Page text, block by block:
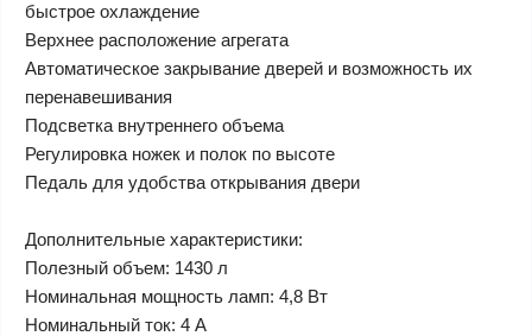
быстрое охлаждение
Верхнее расположение агрегата
Автоматическое закрывание дверей и возможность их
перенавешивания
Подсветка внутреннего объема
Регулировка ножек и полок по высоте
Педаль для удобства открывания двери
Дополнительные характеристики:
Полезный объем: 1430 л
Номинальная мощность ламп: 4,8 Вт
Номинальный ток: 4 A